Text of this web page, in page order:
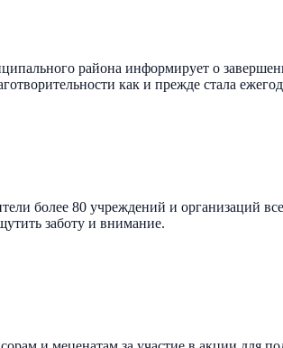
района информирует о
как и прежде стала
более 80 учреждений и организаций
заботу и внимание.